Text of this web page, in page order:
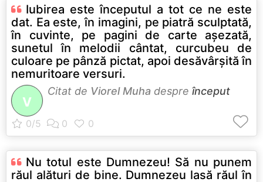
Iubirea este începutul a tot ce ne este
dat. Ea este, în imagini, pe piatră sculptată,
în cuvinte, pe pagini de carte aşezată,
sunetul în melodii cântat, curcubeu de
culoare pe pânză pictat, apoi desăvârşită în
nemuritoare versuri.
V
Citat de Viorel Muha despre început
Nu totul este Dumnezeu! Să nu punem
răul alături de bine. Dumnezeu lasă răul în